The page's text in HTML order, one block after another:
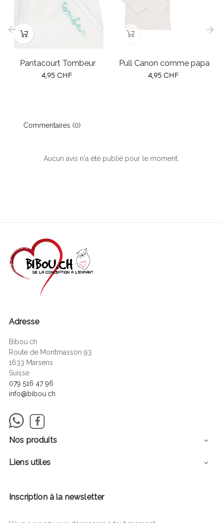
Pantacourt Tombeur
Prix
4,95 CHF
Pull Canon comme papa
Prix
4,95 CHF
Commentaires (0)
Aucun avis n'a été publié pour le moment.
Adresse
Bibou.ch
Route de Montmasson 93
1633 Marsens
Suisse
079 516 47 96
info@bibou.ch
Nos produits 
Liens utiles 
Inscription à la newsletter